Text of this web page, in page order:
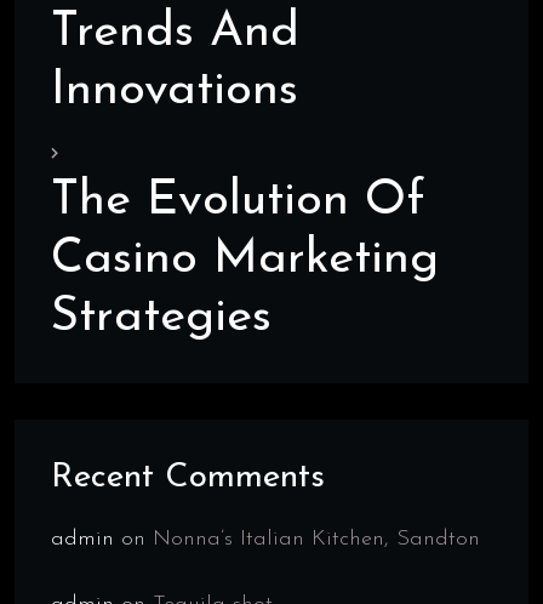
Trends And
Innovations
The Evolution Of
Casino Marketing
Strategies
Recent Comments
admin on Nonna’s Italian Kitchen, Sandton